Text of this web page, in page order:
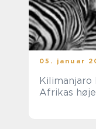
05. januar
Kilimanjaro
Afrikas